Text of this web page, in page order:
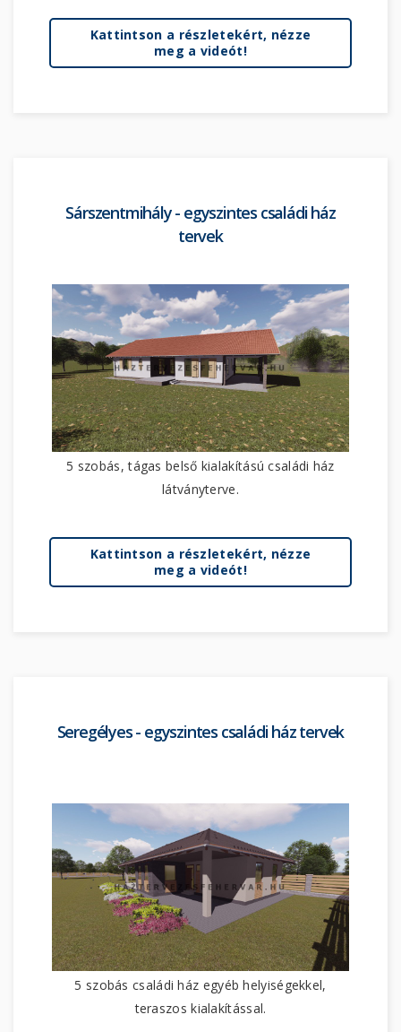
Kattintson a részletekért, nézze
meg a videót!
Sárszentmihály - egyszintes családi ház
tervek
5 szobás, tágas belső kialakítású családi ház
látványterve.
Kattintson a részletekért, nézze
meg a videót!
Seregélyes - egyszintes családi ház tervek
5 szobás családi ház egyéb helyiségekkel,
teraszos kialakítással.